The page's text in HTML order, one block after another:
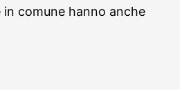
in comune hanno anche